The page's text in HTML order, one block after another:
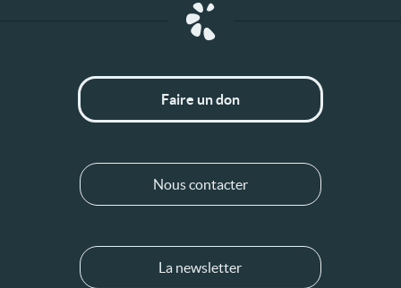
Faire un don
Nous contacter
La newsletter